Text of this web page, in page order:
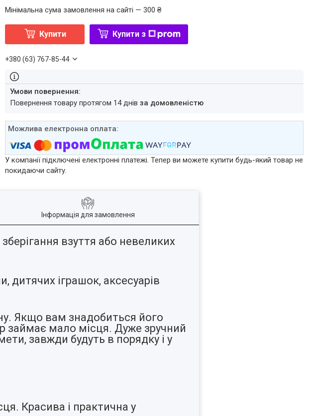
Мінімальна сума замовлення на сайті — 300 ₴
Купити Купити з
+380 (63) 767-85-44
повернення товару протягом 14 днівза домовленістю
У компанії підключені електронні платежі. Тепер ви можете купити будь-який товар не
покидаючи сайту.
Інформація для замовлення
взуття або невеликих
дитячих іграшок, аксесуарів
Якщо вам знадобиться його
займає мало місця. Дуже зручний
завжди будуть в порядку і у
Красива і практична у